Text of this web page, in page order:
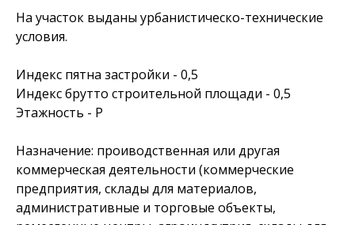
На участок выданы урбанистическо-технические
условия.
Индекс пятна застройки - 0,5
Индекс брутто строительной площади - 0,5
Этажность - P
Назначение: проиводственная или другая
коммерческая деятельности (коммерческие
предприятия, склады для материалов,
административные и торговые объекты,